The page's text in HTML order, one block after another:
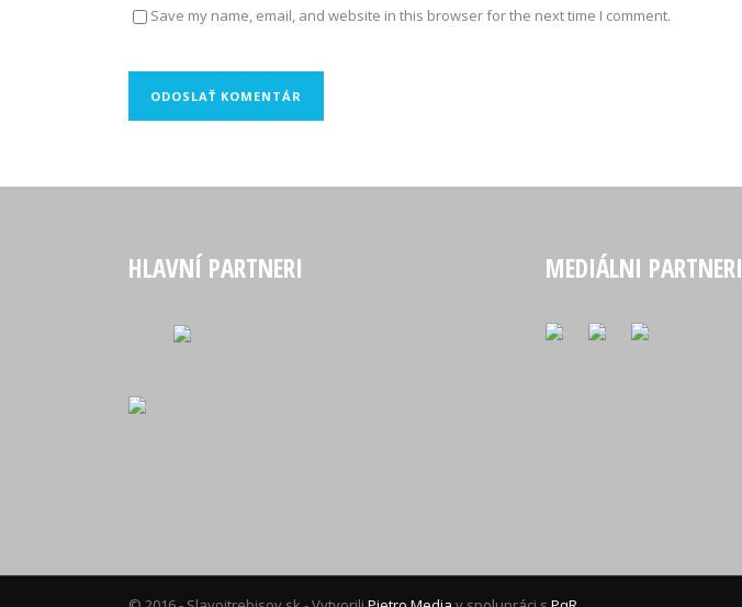
Save my name, email, and website in this browser for the next time I comment.
HLAVNÍ PARTNERI MEDIÁLNI PARTNERI